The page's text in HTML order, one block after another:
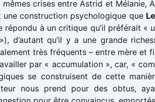
crises entre Astrid et Mélanie,
une construction psychologique que
répondu à un critique qu’il préférait «
»), d’autant qu’il y a une grande
très fréquents – entre mère et
par « accumulation », car, «
se construisent de cette
nous prend pour des obtus,